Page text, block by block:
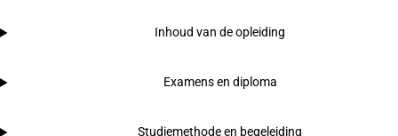
Inhoud van de opleiding
Examens en diploma
Studiemethode en begeleiding